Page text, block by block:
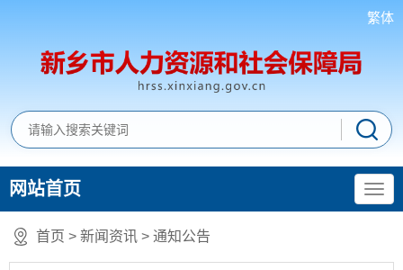
繁体
网站首页
首页 > 新闻资讯 > 通知公告